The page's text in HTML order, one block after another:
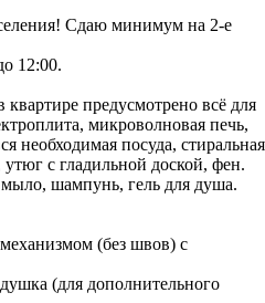
Сдаю минимум на 2-е
12:00.
предусмотрено всё для
микроволновая печь,
необходимая посуда, стиральная
с гладильной доской, фен.
шампунь, гель для душа.
(без швов) с
(для дополнительного